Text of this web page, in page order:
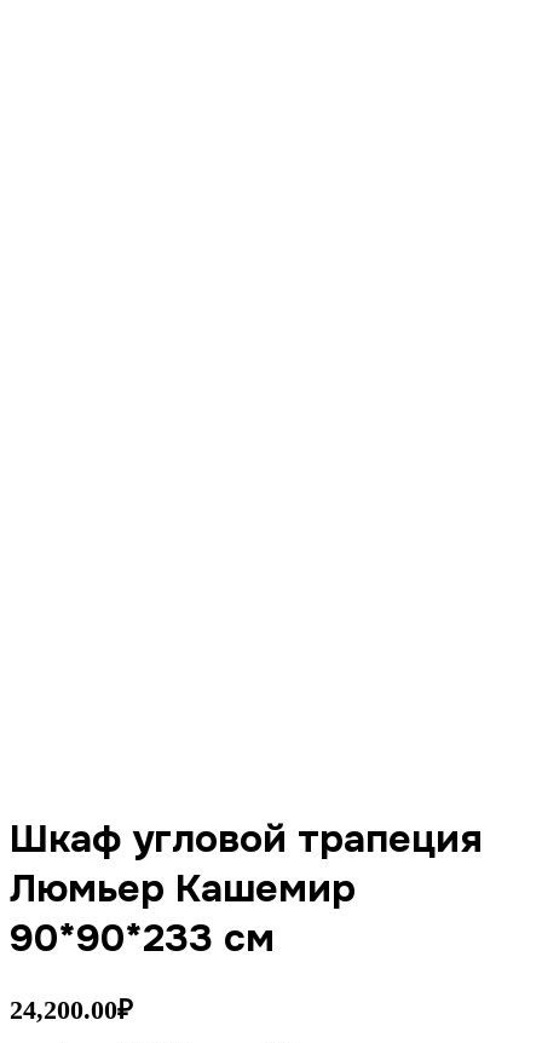
Шкаф угловой трапеция
Люмьер Кашемир
90*90*233 см
24,200.00₽